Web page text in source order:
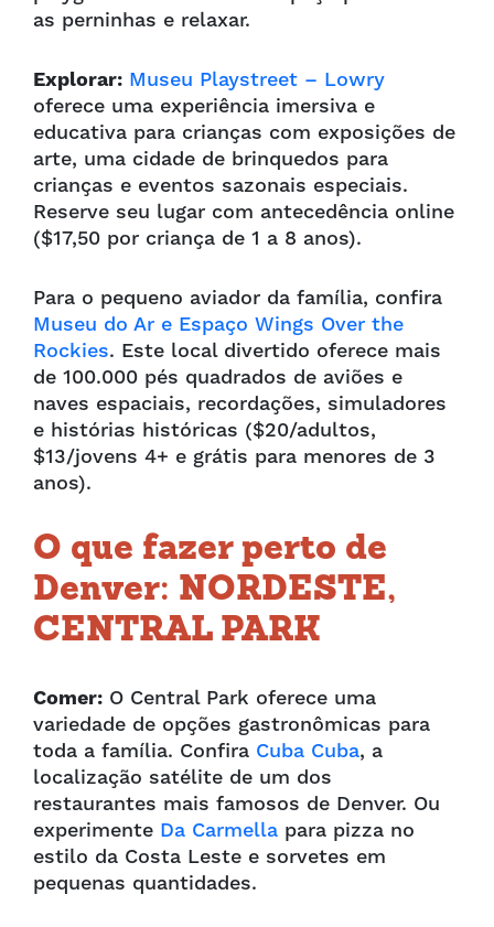
as perninhas e relaxar.
Explorar: Museu Playstreet – Lowry
oferece uma experiência imersiva e
educativa para crianças com exposições de
arte, uma cidade de brinquedos para
crianças e eventos sazonais especiais.
Reserve seu lugar com antecedência online
($17,50 por criança de 1 a 8 anos).
Para o pequeno aviador da família, confira
Museu do Ar e Espaço Wings Over the
Rockies. Este local divertido oferece mais
de 100.000 pés quadrados de aviões e
naves espaciais, recordações, simuladores
e histórias históricas ($20/adultos,
$13/jovens 4+ e grátis para menores de 3
anos).
O que fazer perto de
Denver: NORDESTE,
CENTRAL PARK
Comer: O Central Park oferece uma
variedade de opções gastronômicas para
toda a família. Confira Cuba Cuba, a
localização satélite de um dos
restaurantes mais famosos de Denver. Ou
experimente Da Carmella para pizza no
estilo da Costa Leste e sorvetes em
pequenas quantidades.